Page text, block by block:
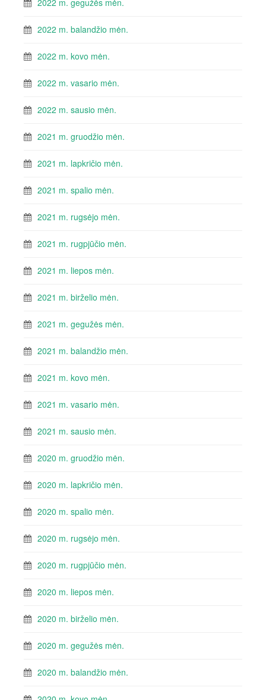
2022 m. gegužės mėn.
2022 m. balandžio mėn.
2022 m. kovo mėn.
2022 m. vasario mėn.
2022 m. sausio mėn.
2021 m. gruodžio mėn.
2021 m. lapkričio mėn.
2021 m. spalio mėn.
2021 m. rugsėjo mėn.
2021 m. rugpjūčio mėn.
2021 m. liepos mėn.
2021 m. birželio mėn.
2021 m. gegužės mėn.
2021 m. balandžio mėn.
2021 m. kovo mėn.
2021 m. vasario mėn.
2021 m. sausio mėn.
2020 m. gruodžio mėn.
2020 m. lapkričio mėn.
2020 m. spalio mėn.
2020 m. rugsėjo mėn.
2020 m. rugpjūčio mėn.
2020 m. liepos mėn.
2020 m. birželio mėn.
2020 m. gegužės mėn.
2020 m. balandžio mėn.